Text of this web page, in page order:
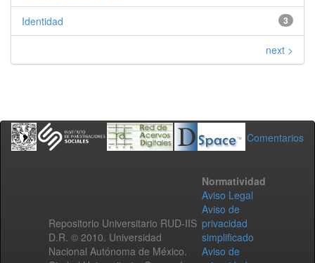
3
Identidad
next >
Comentarios
Repositorio Universitario RUD-IIS
D.R. © 2010. Universidad
Nacional Autónoma de México.
Normatividad
Aviso Legal
Aviso de
privacidad
simplificado
Aviso de